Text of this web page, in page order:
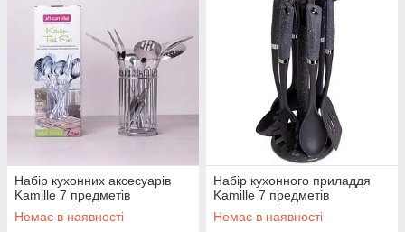
Набір кухонних аксесуарів
Kamille 7 предметів
Немає в наявності
Набір кухонного приладдя
Kamille 7 предметів
Немає в наявності